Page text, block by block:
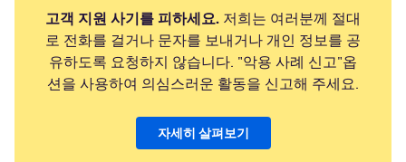
고객 지원 사기를 피하세요. 저희는 여러분께 절대
로 전화를 걸거나 문자를 보내거나 개인 정보를 공
유하도록 요청하지 않습니다. "악용 사례 신고"옵
션을 사용하여 의심스러운 활동을 신고해 주세요.
자세히 살펴보기